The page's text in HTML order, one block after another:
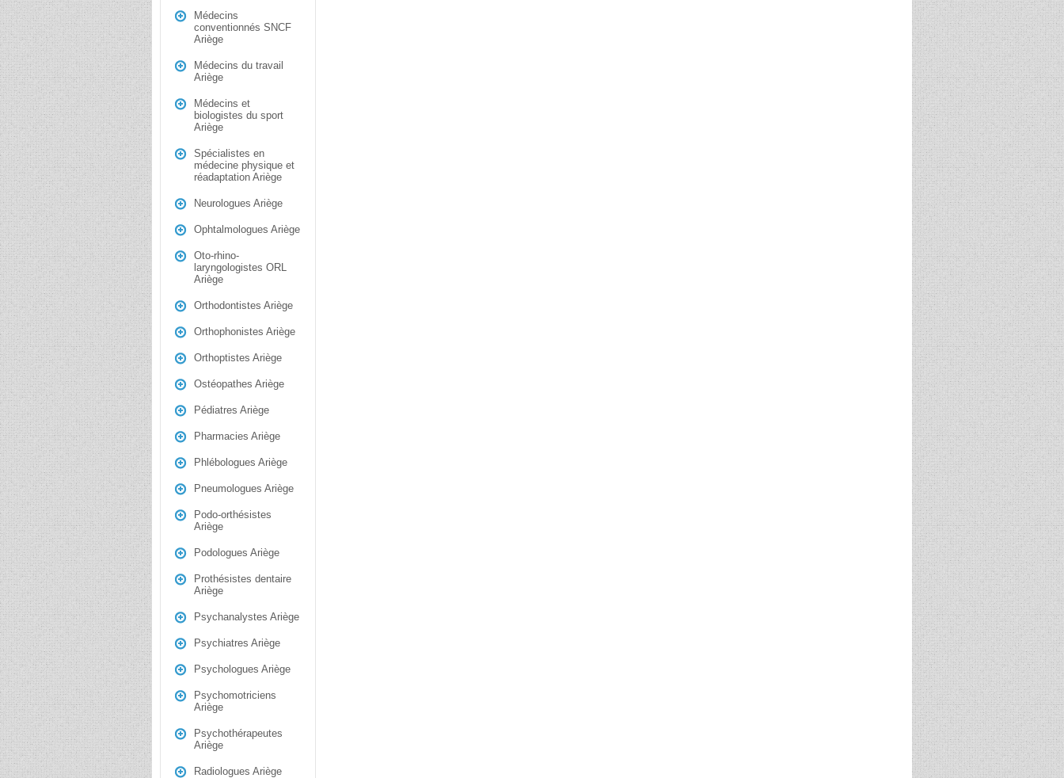
Médecins
conventionnés SNCF
Ariège
Médecins du travail
Ariège
Médecins et
biologistes du sport
Ariège
Spécialistes en
médecine physique et
réadaptation Ariège
Neurologues Ariège
Ophtalmologues Ariège
Oto-rhino-
laryngologistes ORL
Ariège
Orthodontistes Ariège
Orthophonistes Ariège
Orthoptistes Ariège
Ostéopathes Ariège
Pédiatres Ariège
Pharmacies Ariège
Phlébologues Ariège
Pneumologues Ariège
Podo-orthésistes
Ariège
Podologues Ariège
Prothésistes dentaire
Ariège
Psychanalystes Ariège
Psychiatres Ariège
Psychologues Ariège
Psychomotriciens
Ariège
Psychothérapeutes
Ariège
Radiologues Ariège